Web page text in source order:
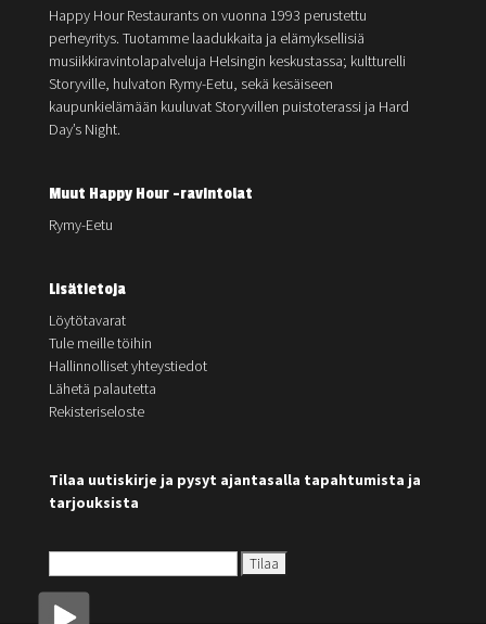
Happy Hour Restaurants on vuonna 1993 perustettu
perheyritys. Tuotamme laadukkaita ja elämyksellisiä
musiikkiravintolapalveluja Helsingin keskustassa; kultturelli
Storyville, hulvaton Rymy-Eetu, sekä kesäiseen
kaupunkielämään kuuluvat Storyvillen puistoterassi ja Hard
Day’s Night.
Muut Happy Hour -ravintolat
Rymy-Eetu
Lisätietoja
Löytötavarat
Tule meille töihin
Hallinnolliset yhteystiedot
Lähetä palautetta
Rekisteriseloste
Tilaa uutiskirje ja pysyt ajantasalla tapahtumista ja
tarjouksista